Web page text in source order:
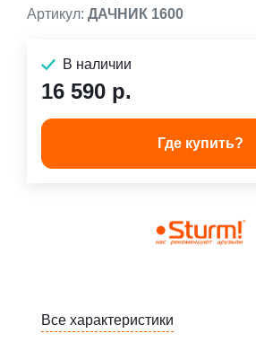
Артикул: ДАЧНИК 1600
В наличии
16 590 р.
Где купить?
Все характеристики